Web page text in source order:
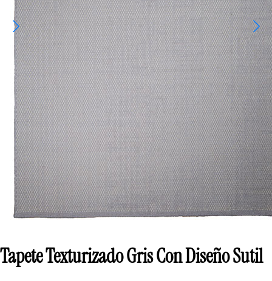
Tapete Texturizado Gris Con Diseño Sutil